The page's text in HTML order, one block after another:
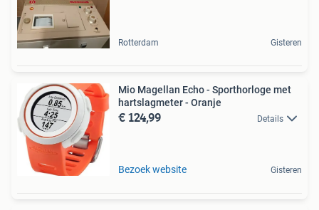
Rotterdam Gisteren
Mio Magellan Echo - Sporthorloge met
hartslagmeter - Oranje
€ 124,99 Details
Bezoek website Gisteren